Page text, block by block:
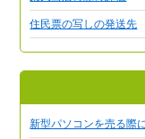
住民票の写しの発送先
新型パソコンを売る際